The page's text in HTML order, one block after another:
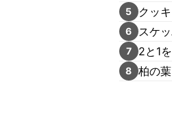
5 クッ
6 スケ
7 2と1
8 柏の